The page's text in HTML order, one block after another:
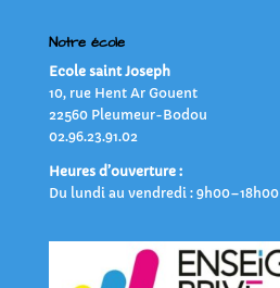
Notre école
Ecole saint Joseph
10, rue Hent Ar Gouent
22560 Pleumeur-Bodou
02.96.23.91.02
Heures d’ouverture :
Du lundi au vendredi : 9h00–18h00